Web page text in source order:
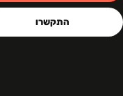
התקשרו